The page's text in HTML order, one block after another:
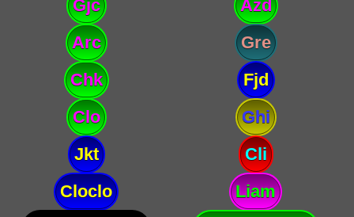
Gjc
Azd
Arc
Gre
Chk
Fjd
Clo
Ghi
Jkt
Cli
Cloclo
Liam